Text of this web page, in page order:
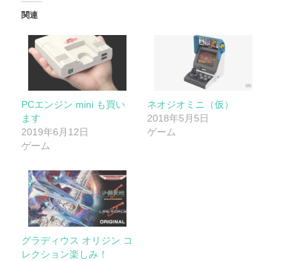
関連
PCエンジン mini も買い
ます
2019年6月12日
ゲーム
ネオジオミニ（仮）
2018年5月5日
ゲーム
グラディウス オリジン コ
レクション楽しみ！